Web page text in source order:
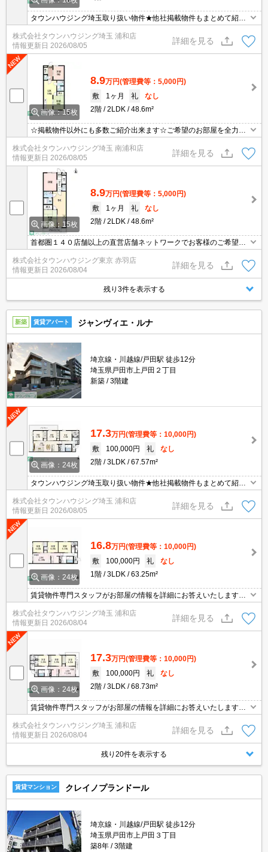
タウンハウジング埼玉取り扱い物件★他社掲載物件もまとめて紹介
できます・オンラインでの面談＆見学も対応
株式会社タウンハウジング埼玉 浦和店
情報更新日 2026/08/05
詳細を見る
画像：15枚
8.9万円(管理費等：5,000円)
敷
1ヶ月 礼
なし
2階
2LDK 48.6m²
☆掲載物件以外にも多数ご紹介出来ます☆ご希望のお部屋を全力で
お探しさせて頂きます♪
株式会社タウンハウジング埼玉 南浦和店
情報更新日 2026/08/05
詳細を見る
画像：15枚
8.9万円(管理費等：5,000円)
敷
1ヶ月 礼
なし
2階
2LDK 48.6m²
首都圏１４０店舗以上の直営店舗ネットワークでお客様のご希望に
合ったお部屋をお探しさせて頂きます☆賃貸市場に出ている情報を
まとめてご紹介☆何でもご相談下さい♪
株式会社タウンハウジング東京 赤羽店
情報更新日 2026/08/04
詳細を見る
残り3件を表示する
新築 賃貸アパート ジャンヴィエ・ルナ
埼京線・川越線/戸田駅 徒歩12分
埼玉県戸田市上戸田２丁目
新築
3階建
画像：24枚
17.3万円(管理費等：10,000円)
敷
100,000円 礼
なし
2階
3LDK 67.57m²
タウンハウジング埼玉取り扱い物件★他社掲載物件もまとめて紹介
できます・オンラインでの面談＆見学も対応
株式会社タウンハウジング埼玉 浦和店
情報更新日 2026/08/05
詳細を見る
画像：24枚
16.8万円(管理費等：10,000円)
敷
100,000円 礼
なし
1階
3LDK 63.25m²
賃貸物件専門スタッフがお部屋の情報を詳細にお答えいたします。
お問合わせはタウンハウジング浦和店まで♪
株式会社タウンハウジング埼玉 浦和店
情報更新日 2026/08/04
詳細を見る
画像：24枚
17.3万円(管理費等：10,000円)
敷
100,000円 礼
なし
2階
3LDK 68.73m²
賃貸物件専門スタッフがお部屋の情報を詳細にお答えいたします。
お問合わせはタウンハウジング浦和店まで♪
株式会社タウンハウジング埼玉 浦和店
情報更新日 2026/08/04
詳細を見る
残り20件を表示する
賃貸マンション クレイノプランドール
埼京線・川越線/戸田駅 徒歩12分
埼玉県戸田市上戸田３丁目
築8年
3階建